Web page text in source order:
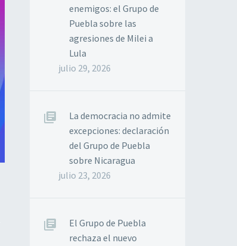
enemigos: el Grupo de
Puebla sobre las
agresiones de Milei a
Lula
julio 29, 2026
La democracia no admite
excepciones: declaración
del Grupo de Puebla
sobre Nicaragua
julio 23, 2026
El Grupo de Puebla
rechaza el nuevo